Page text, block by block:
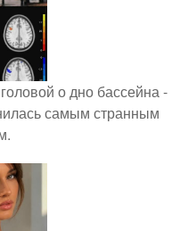
о дно бассейна -
самым странным